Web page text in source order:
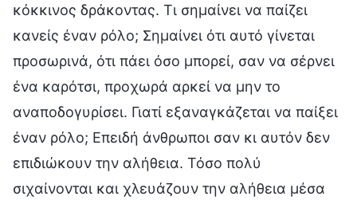
κόκκινος δράκοντας. Τι σημαίνει να παίζει
κανείς έναν ρόλο; Σημαίνει ότι αυτό γίνεται
προσωρινά, ότι πάει όσο μπορεί, σαν να σέρνει
ένα καρότσι, προχωρά αρκεί να μην το
αναποδογυρίσει. Γιατί εξαναγκάζεται να παίξει
έναν ρόλο; Επειδή άνθρωποι σαν κι αυτόν δεν
επιδιώκουν την αλήθεια. Τόσο πολύ
σιχαίνονται και χλευάζουν την αλήθεια μέσα